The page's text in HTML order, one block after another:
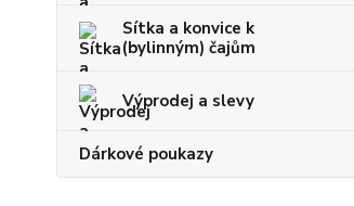
Sítka a konvice k
(bylinným) čajům
Výprodej a slevy
Dárkové poukazy